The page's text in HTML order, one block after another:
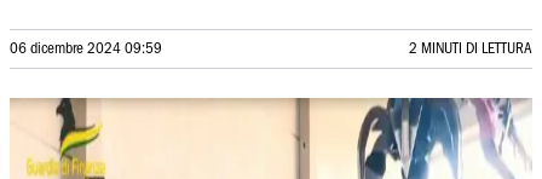
06 dicembre 2024 09:59 2 MINUTI DI LETTURA